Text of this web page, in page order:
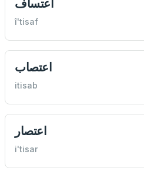
اعتساف
î'tisaf
اعتصاب
itisab
اعتصار
i'tisar